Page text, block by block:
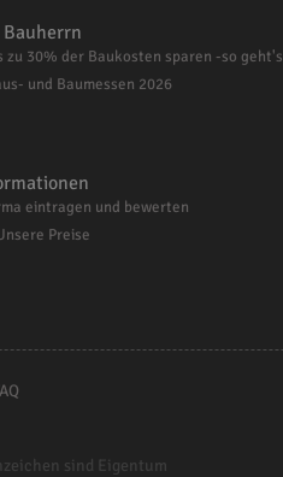
Bauherrn
zu 30% der Baukosten sparen -so geht's
und Baumessen 2026
eintragen und bewerten
Preise
sind Eigentum